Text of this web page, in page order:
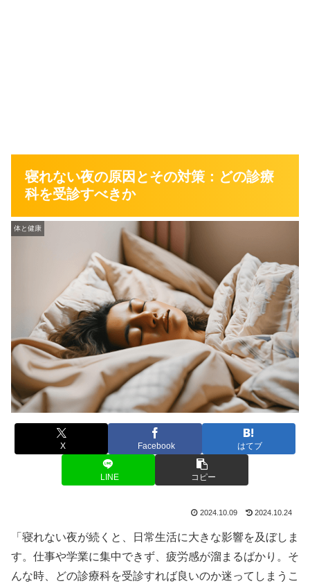
寝れない夜の原因とその対策：どの診療
科を受診すべきか
体と健康
X Facebook はてブ
LINE コピー
2024.10.09 2024.10.24
「寝れない夜が続くと、日常生活に大きな影響を及ぼしま
す。仕事や学業に集中できず、疲労感が溜まるばかり。そ
んな時、どの診療科を受診すれば良いのか迷ってしまうこ